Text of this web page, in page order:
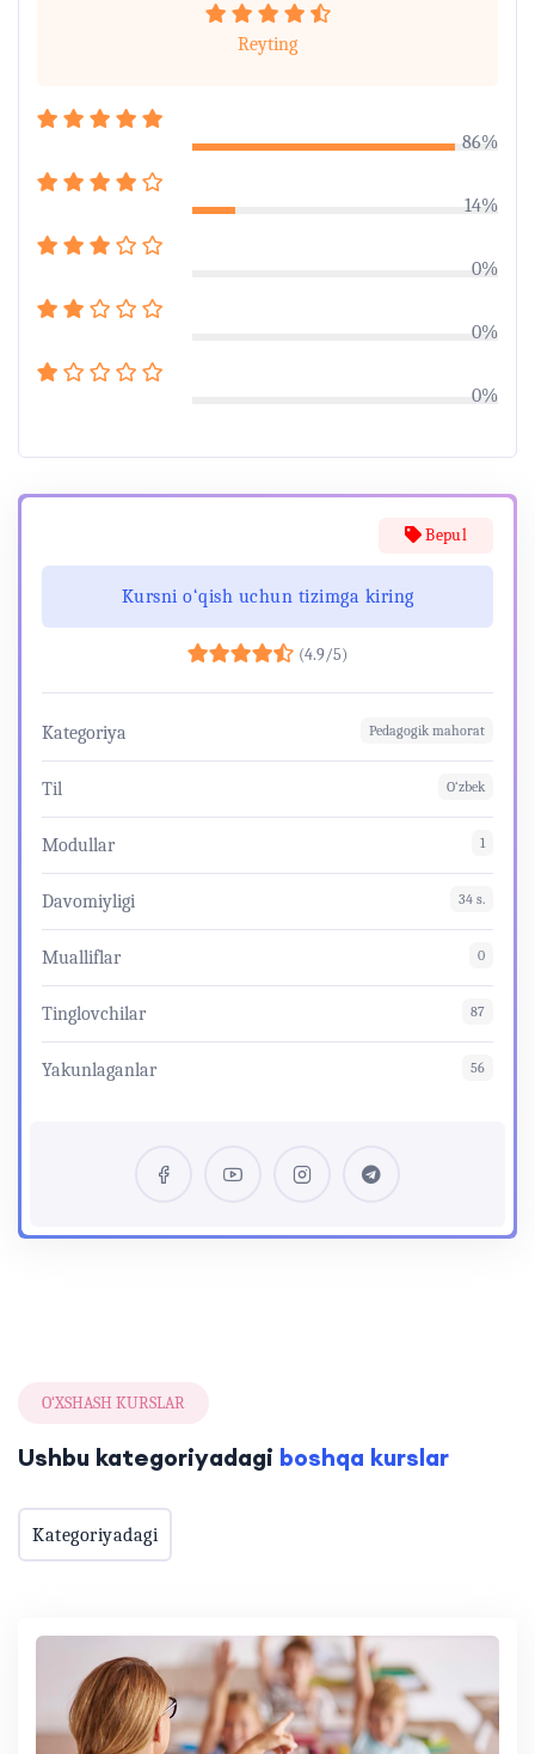
Reyting
86%
14%
0%
0%
0%
Bepul
Kursni o‘qish uchun tizimga kiring
(4.9/5)
Kategoriya Pedagogik mahorat
Til O‘zbek
Modullar 1
Davomiyligi 34 s.
Mualliflar 0
Tinglovchilar 87
Yakunlaganlar 56
O‘XSHASH KURSLAR
Ushbu kategoriyadagi boshqa kurslar
Kategoriyadagi